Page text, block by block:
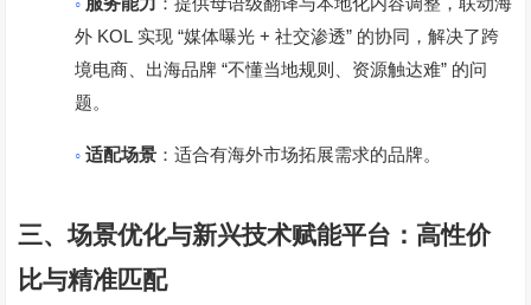
外 KOL 实现“媒体曝光+社交渗透” 的协同，解决了跨
境电商、出海品牌“不懂当地规则、资源触达难” 的问
题。
◦适配场景 ：适合有海外市场拓展需求的品牌。
三、场景优化与新兴技术赋能平台：高性价
比与精准匹配